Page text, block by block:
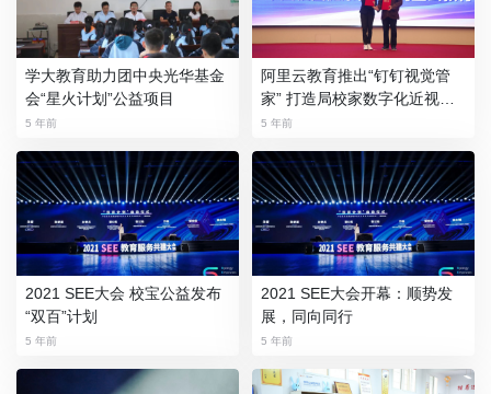
学大教育助力团中央光华基金
会“星火计划”公益项目
5 年前
阿里云教育推出“钉钉视觉管
家” 打造局校家数字化近视防
控平台
5 年前
2021 SEE大会 校宝公益发布
“双百”计划
5 年前
2021 SEE大会开幕：顺势发
展，同向同行
5 年前